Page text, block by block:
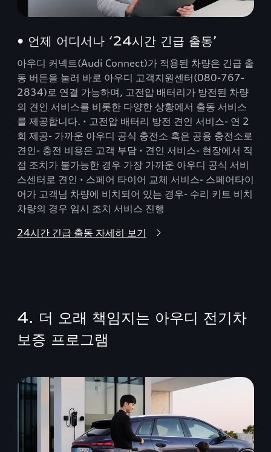
• 언제 어디서나 ‘24시간 긴급 출동’
아우디 커넥트(Audi Connect)가 적용된 차량은 긴급 출
동 버튼을 눌러 바로 아우디 고객지원센터(080-767-
2834)로 연결 가능하며, 고전압 배터리가 방전된 차량
의 견인 서비스를 비롯한 다양한 상황에서 출동 서비스
를 제공합니다. ▪ 고전압 배터리 방전 견인 서비스- 연 2
회 제공- 가까운 아우디 공식 충전소 혹은 공용 충전소로
견인- 충전 비용은 고객 부담 ▪ 견인 서비스- 현장에서 직
접 조치가 불가능한 경우 가장 가까운 아우디 공식 서비
스센터로 견인 ▪ 스페어 타이어 교체 서비스- 스페어타이
어가 고객님 차량에 비치되어 있는 경우- 수리 키트 비치
차량의 경우 임시 조치 서비스 진행
24시간 긴급 출동 자세히 보기
4. 더 오래 책임지는 아우디 전기차
보증 프로그램